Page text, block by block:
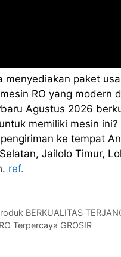
paket
RO yang modern
Agustus 2026
memiliki mesin ini?
ke tempat
Jailolo Timur,
ref.
BERKUALITAS
Terpercaya GROSIR